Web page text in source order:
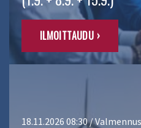
ILMOITTAUDU ›
18.11.2026 08:30 /